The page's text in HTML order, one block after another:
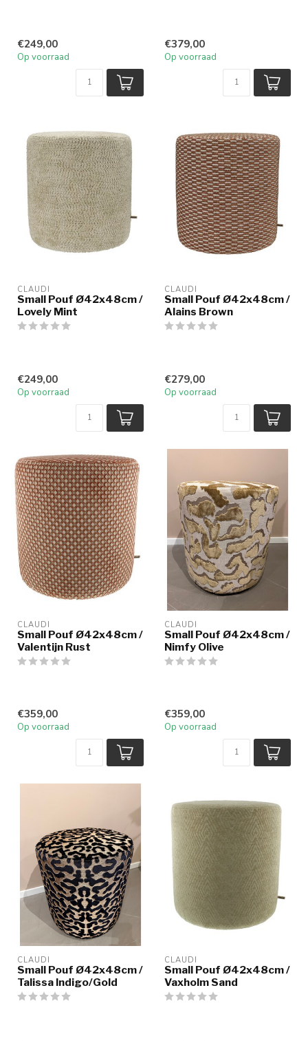
€249,00
Op voorraad
€379,00
Op voorraad
CLAUDI
Small Pouf Ø42x48cm /
Lovely Mint
€249,00
Op voorraad
CLAUDI
Small Pouf Ø42x48cm /
Alains Brown
€279,00
Op voorraad
CLAUDI
Small Pouf Ø42x48cm /
Valentijn Rust
€359,00
Op voorraad
CLAUDI
Small Pouf Ø42x48cm /
Nimfy Olive
€359,00
Op voorraad
CLAUDI
Small Pouf Ø42x48cm /
Talissa Indigo/Gold
CLAUDI
Small Pouf Ø42x48cm /
Vaxholm Sand